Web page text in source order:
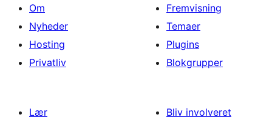
Om
Nyheder
Hosting
Privatliv
Fremvisning
Temaer
Plugins
Blokgrupper
Lær
Bliv involveret